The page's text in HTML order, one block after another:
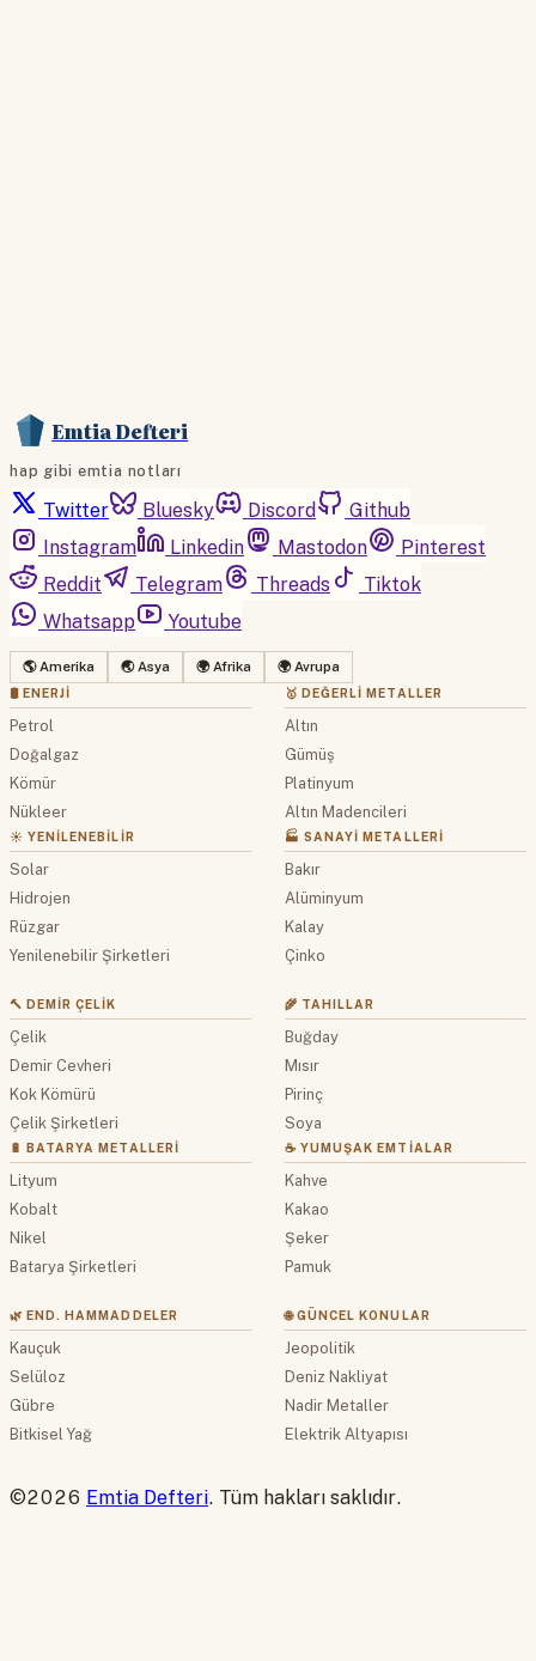
Emtia Defteri
hap gibi emtia notları
Twitter Bluesky Discord
Github
Instagram
Linkedin Mastodon
Pinterest
Reddit
Telegram Threads
Tiktok
Whatsapp
Youtube
🌎 Amerika 🌏 Asya 🌍 Afrika 🌍 Avrupa
🛢 ENERJI
Petrol
Doğalgaz
Kömür
Nükleer
☀️ YENILENEBILIR
Solar
Hidrojen
Rüzgar
Yenilenebilir Şirketleri
🥇 DEĞERLI METALLER
Altın
Gümüş
Platinyum
Altın Madencileri
🏭 SANAYI METALLERI
Bakır
Alüminyum
Kalay
Çinko
🔨 DEMIR ÇELIK
Çelik
Demir Cevheri
Kok Kömürü
Çelik Şirketleri
🔋 BATARYA METALLERI
Lityum
Kobalt
Nikel
Batarya Şirketleri
🌾 TAHILLAR
Buğday
Mısır
Pirinç
Soya
☕ YUMUŞAK EMTIALAR
Kahve
Kakao
Şeker
Pamuk
🌿 END. HAMMADDELER
Kauçuk
Selüloz
Gübre
Bitkisel Yağ
🌐 GÜNCEL KONULAR
Jeopolitik
Deniz Nakliyat
Nadir Metaller
Elektrik Altyapısı
©2026 Emtia Defteri. Tüm hakları saklıdır.